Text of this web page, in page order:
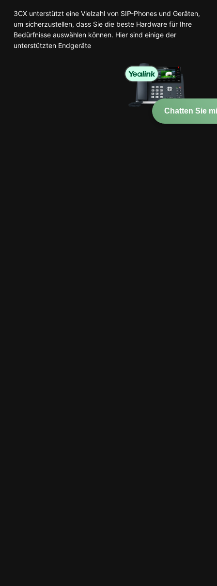
3CX unterstützt eine Vielzahl von SIP-Phones und Geräten,
um sicherzustellen, dass Sie die beste Hardware für Ihre
Bedürfnisse auswählen können. Hier sind einige der
unterstützten Endgeräte
Chatten Sie